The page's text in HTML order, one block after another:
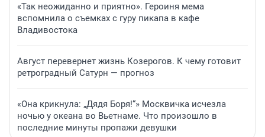
«Так неожиданно и приятно». Героиня мема
вспомнила о съемках с гуру пикапа в кафе
Владивостока
Август перевернет жизнь Козерогов. К чему готовит
ретроградный Сатурн — прогноз
«Она крикнула: „Дядя Боря!“» Москвичка исчезла
ночью у океана во Вьетнаме. Что произошло в
последние минуты пропажи девушки